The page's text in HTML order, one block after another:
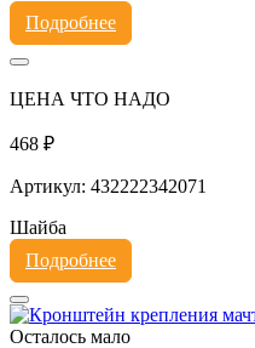
Подробнее
ЦЕНА ЧТО НАДО
468 ₽
Артикул: 432222342071
Шайба
Подробнее
Осталось мало